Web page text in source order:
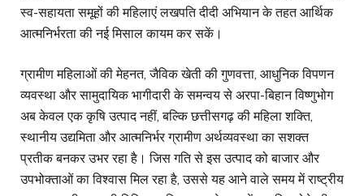
स्व-सहायता समूहों की महिलाएं लखपति दीदी अभियान के तहत आर्थिक
आत्मनिर्भरता की नई मिसाल कायम कर सकें।
ग्रामीण महिलाओं की मेहनत, जैविक खेती की गुणवत्ता, आधुनिक विपणन
व्यवस्था और सामुदायिक भागीदारी के समन्वय से अरपा-बिहान विष्णुभोग
अब केवल एक कृषि उत्पाद नहीं, बल्कि छत्तीसगढ़ की महिला शक्ति,
स्थानीय उद्यमिता और आत्मनिर्भर ग्रामीण अर्थव्यवस्था का सशक्त
प्रतीक बनकर उभर रहा है। जिस गति से इस उत्पाद को बाजार और
उपभोक्ताओं का विश्वास मिल रहा है, उससे यह आने वाले समय में राष्ट्रीय